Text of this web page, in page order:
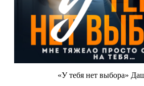
«У тебя нет выбора»